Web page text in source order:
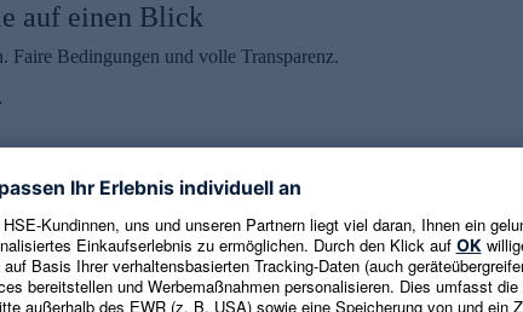
auf einen Blick
Faire Bedingungen und volle Transparenz.
erhalten
und aktuelle Trends,
erhalten. Als Dankeschön
Eine Abmeldung ist jederzeit in
E-Mail-Adresse eingeben